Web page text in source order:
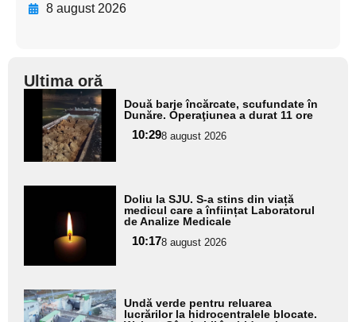
8 august 2026
Ultima oră
Adaugă
aici textul
pentru
subtitlu
Două barje încărcate, scufundate în
Dunăre. Operaţiunea a durat 11 ore
10:298 august 2026
aici textul
pentru
subtitlu
Doliu la SJU. S-a stins din viață
medicul care a înființat Laboratorul
de Analize Medicale
10:178 august 2026
Adaugă
aici textul
Undă verde pentru reluarea
lucrărilor la hidrocentralele blocate.